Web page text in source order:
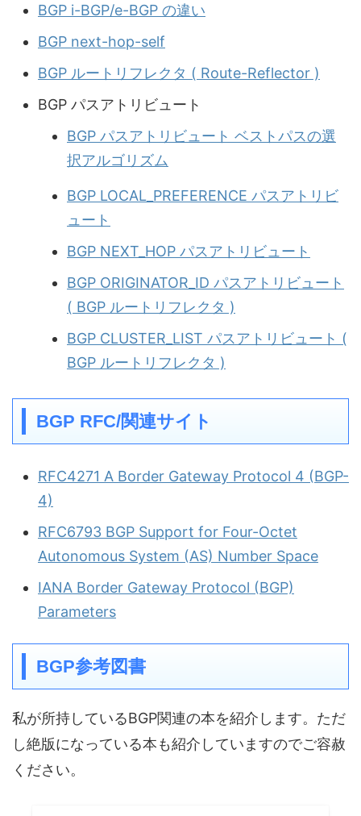
BGP i-BGP/e-BGP の違い
BGP next-hop-self
BGP ルートリフレクタ ( Route-Reflector )
BGP パスアトリビュート
BGP パスアトリビュート ベストパスの選
択アルゴリズム
BGP LOCAL_PREFERENCE パスアトリビ
ュート
BGP NEXT_HOP パスアトリビュート
BGP ORIGINATOR_ID パスアトリビュート
( BGP ルートリフレクタ )
BGP CLUSTER_LIST パスアトリビュート (
BGP ルートリフレクタ )
BGP RFC/関連サイト
RFC4271 A Border Gateway Protocol 4 (BGP-
4)
RFC6793 BGP Support for Four-Octet
Autonomous System (AS) Number Space
IANA Border Gateway Protocol (BGP)
Parameters
BGP参考図書
私が所持しているBGP関連の本を紹介します。ただ
し絶版になっている本も紹介していますのでご容赦
ください。